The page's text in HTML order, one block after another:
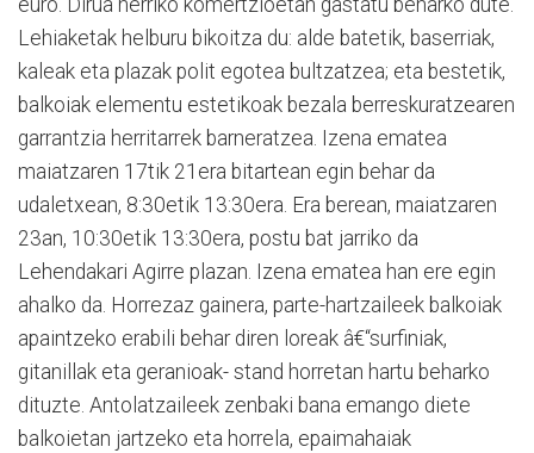
euro. Dirua herriko komertzioetan gastatu beharko dute.
Lehiaketak helburu bikoitza du: alde batetik, baserriak,
kaleak eta plazak polit egotea bultzatzea; eta bestetik,
balkoiak elementu estetikoak bezala berreskuratzearen
garrantzia herritarrek barneratzea. Izena ematea
maiatzaren 17tik 21era bitartean egin behar da
udaletxean, 8:30etik 13:30era. Era berean, maiatzaren
23an, 10:30etik 13:30era, postu bat jarriko da
Lehendakari Agirre plazan. Izena ematea han ere egin
ahalko da. Horrezaz gainera, parte-hartzaileek balkoiak
apaintzeko erabili behar diren loreak â€“surfiniak,
gitanillak eta geranioak- stand horretan hartu beharko
dituzte. Antolatzaileek zenbaki bana emango diete
balkoietan jartzeko eta horrela, epaimahaiak